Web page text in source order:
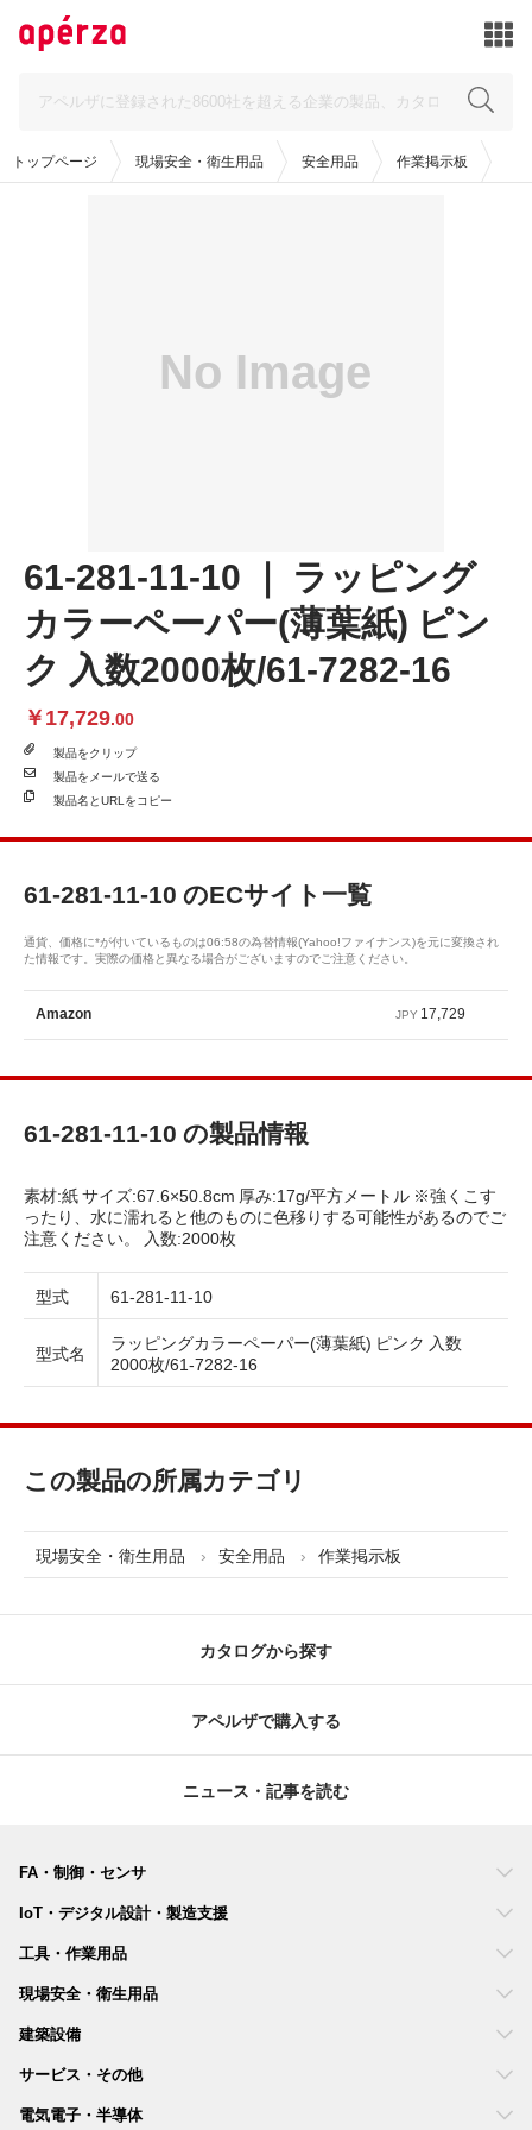
トップページ 現場安全・衛生用品 安全用品 作業掲示板
61-281-11-10 ｜ ラッピング
カラーペーパー(薄葉紙) ピン
ク 入数2000枚/61-7282-16
￥17,729.00
製品をクリップ
製品を メールで送る
製品名とURLをコピー
61-281-11-10のECサイト一覧
通貨、価格に*が付いているものは06:58の為替情報(Yahoo!ファイナンス)を元に変換され
た情報です。実際の価格と異なる場合がございますのでご注意ください。
Amazon JPY 17,729
61-281-11-10 の製品情報
素材:紙 サイズ:67.6×50.8cm 厚み:17g/平方メートル ※強くこす
ったり、水に濡れると他のものに色移りする可能性があるのでご
注意ください。 入数:2000枚
型式 61-281-11-10
型式名
ラッピングカラーペーパー(薄葉紙) ピンク 入数
2000枚/61-7282-16
この製品の所属カテゴリ
現場安全・衛生用品 安全用品 作業掲示板
カタログから探す
アペルザで購入する
ニュース・記事を読む
FA・制御・センサ
IoT・デジタル設計・製造支援
工具・作業用品
現場安全・衛生用品
建築設備
サービス・その他
電気電子・半導体